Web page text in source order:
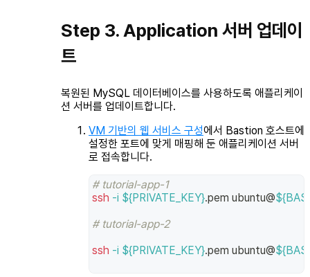
Step 3. Application 서버 업데이
트
복원된 MySQL 데이터베이스를 사용하도록 애플리케이
션 서버를 업데이트합니다.
VM 기반의 웹 서비스 구성에서 Bastion 호스트에
설정한 포트에 맞게 매핑해 둔 애플리케이션 서버
로 접속합니다.
# tutorial-app-1
ssh -i ${PRIVATE_KEY}.pem ubuntu@
# tutorial-app-2
ssh -i ${PRIVATE_KEY}.pem ubuntu@